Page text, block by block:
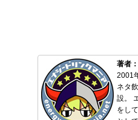
著者
2001
ネタ
設。
をし